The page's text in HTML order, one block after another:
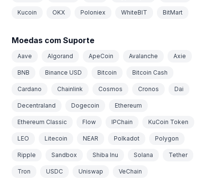
Kucoin OKX Poloniex WhiteBIT BitMart
Moedas com Suporte
Aave Algorand ApeCoin Avalanche Axie
BNB Binance USD Bitcoin Bitcoin Cash
Cardano Chainlink Cosmos Cronos Dai
Decentraland Dogecoin Ethereum
Ethereum Classic Flow IPChain KuCoin Token
LEO Litecoin NEAR Polkadot Polygon
Ripple Sandbox Shiba Inu Solana Tether
Tron USDC Uniswap VeChain